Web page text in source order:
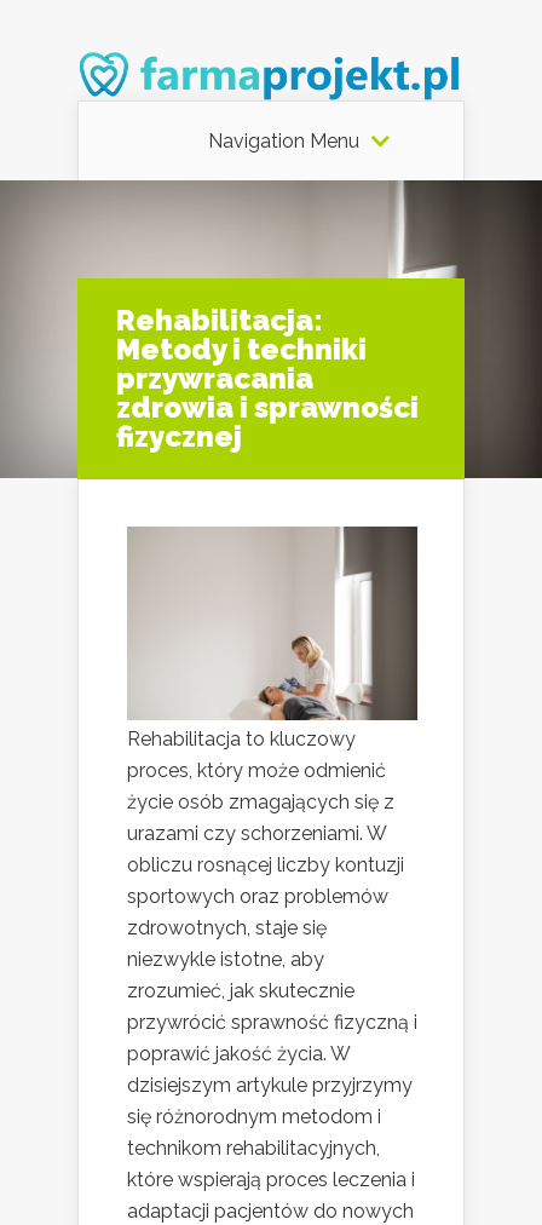
Navigation Menu
Rehabilitacja:
Metody i techniki
przywracania
zdrowia i sprawności
fizycznej
Rehabilitacja to kluczowy
proces, który może odmienić
życie osób zmagających się z
urazami czy schorzeniami. W
obliczu rosnącej liczby kontuzji
sportowych oraz problemów
zdrowotnych, staje się
niezwykle istotne, aby
zrozumieć, jak skutecznie
przywrócić sprawność fizyczną i
poprawić jakość życia. W
dzisiejszym artykule przyjrzymy
się różnorodnym metodom i
technikom rehabilitacyjnych,
które wspierają proces leczenia i
adaptacji pacjentów do nowych